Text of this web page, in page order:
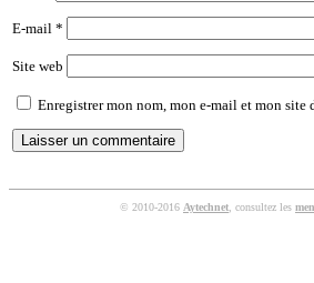
E-mail *
Site web
Enregistrer mon nom, mon e-mail et mon
© 2010-2016 Aytechnet , consultez les